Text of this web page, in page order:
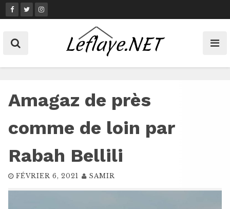
Skip
to
Amagaz de près
comme de loin par
Rabah Bellili
FÉVRIER 6, 2021 SAMIR